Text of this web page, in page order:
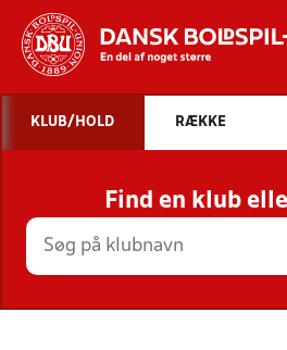
STILLINGER,
HOLD
KLUB/HOLD RÆKKE
Find en klub